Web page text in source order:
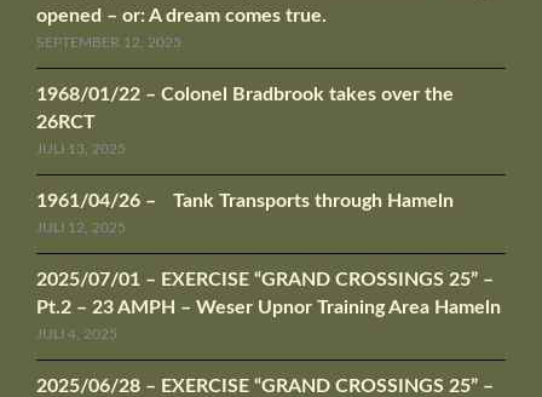
opened – or: A dream comes true.
SEPTEMBER 12, 2025
1968/01/22 – Colonel Bradbrook takes over the
26RCT
JULI 13, 2025
1961/04/26 – Tank Transports through Hameln
JULI 12, 2025
2025/07/01 – EXERCISE “GRAND CROSSINGS 25” –
Pt.2 – 23 AMPH – Weser Upnor Training Area Hameln
JULI 4, 2025
2025/06/28 – EXERCISE “GRAND CROSSINGS 25” –